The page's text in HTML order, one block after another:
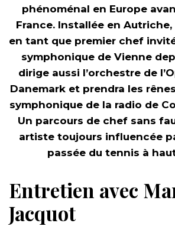
phénoménal en Europe
France. Installée en
en tant que premier chef
symphonique de Vienne
dirige aussi l’orchestre de
Danemark et prendra les
symphonique de la radio de
Un parcours de chef sans
artiste toujours influencée
passée du tennis à
Entretien avec
Jacquot